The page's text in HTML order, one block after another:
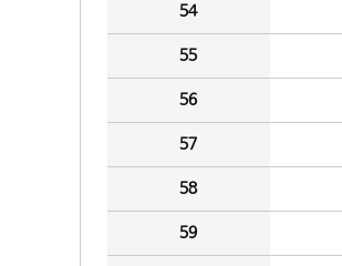
54
55
56
57
58
59